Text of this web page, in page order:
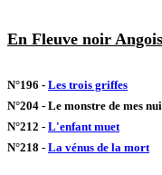
En Fleuve noir
N°196 - Les trois griffes
N°204 - Le monstre de mes
N°212 - L'enfant muet
N°218 - La vénus de la mort